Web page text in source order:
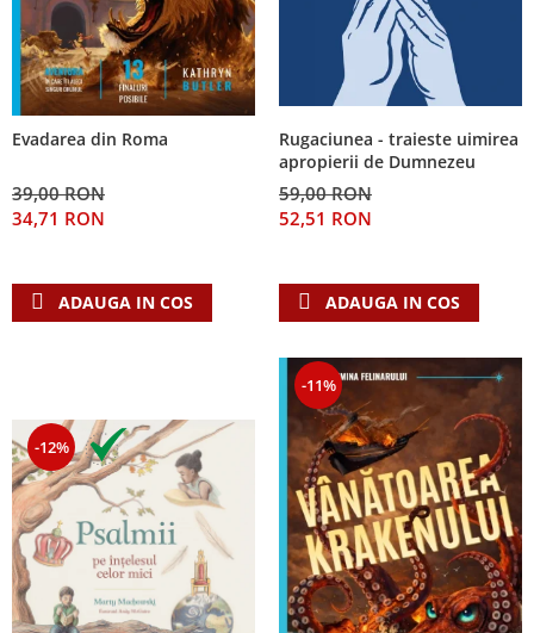
Evadarea din Roma
39,00 RON
34,71 RON
ADAUGA IN COS
Rugaciunea - traieste uimirea
apropierii de Dumnezeu
59,00 RON
52,51 RON
ADAUGA IN COS
-12%
-11%